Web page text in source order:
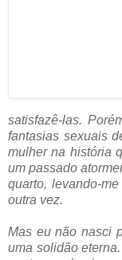
satisfazê-las.
fantasias sexuais
mulher na história
um passado
quarto, levando-
outra vez.
Mas eu não nasci
uma solidão